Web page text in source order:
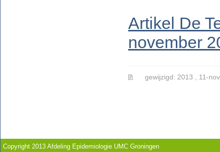
Artikel De
november
gewijzigd: 2013 , 11-nov
Copyright 2013 Afdeling Epidemiologie UMC Groningen